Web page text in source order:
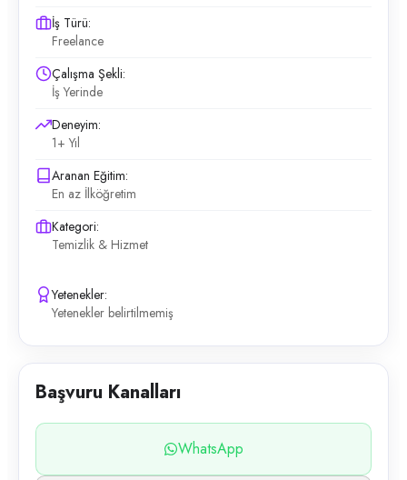
İş Türü:
Freelance
Çalışma Şekli:
İş Yerinde
Deneyim:
1+ Yıl
Aranan Eğitim:
En az İlköğretim
Kategori:
Temizlik & Hizmet
Yetenekler:
Yetenekler belirtilmemiş
Başvuru Kanalları
WhatsApp